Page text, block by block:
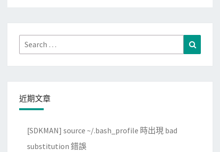
Search
for:
近期文章
[SDKMAN] source ~/.bash_profile 時出現 bad
substitution 錯誤